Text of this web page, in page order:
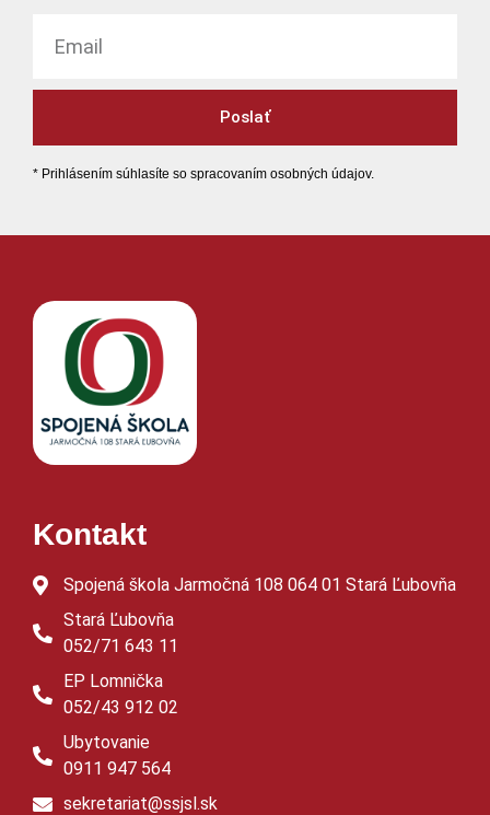
Poslať
* Prihlásením súhlasíte so spracovaním osobných údajov.
Kontakt
Spojená škola Jarmočná 108 064 01 Stará Ľubovňa
Stará Ľubovňa
052/71 643 11
EP Lomnička
052/43 912 02
Ubytovanie
0911 947 564
sekretariat@ssjsl.sk